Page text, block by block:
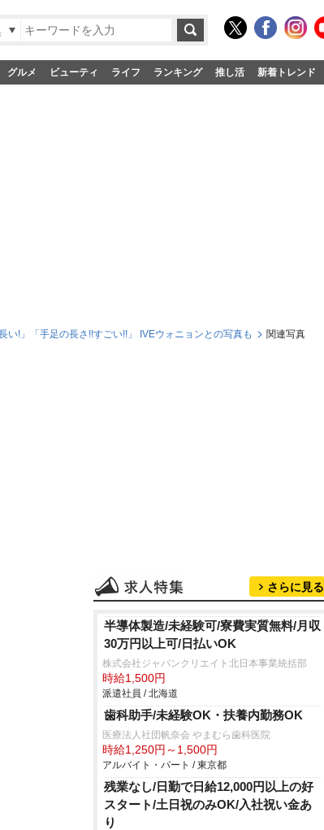
グルメ ビューティ ライフ ランキング 推し活 新着トレンド
!」「手足の長さ!!すごい!!」 IVEウォニョンとの写真も 関連写真
さらに見る
半導体製造/未経験可/寮費実質無料/月収
30万円以上可/日払いOK
株式会社ジャパンクリエイト北日本事業統括部
時給1,500円
派遣社員 / 北海道
歯科助手/未経験OK・扶養内勤務OK
医療法人社団帆奈会 やまむら歯科医院
時給1,250円～1,500円
アルバイト・パート / 東京都
残業なし/日勤で日給12,000円以上の好
スタート/土日祝のみOK/入社祝い金あ
り